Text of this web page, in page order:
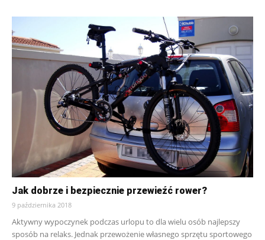
Jak dobrze i bezpiecznie przewieźć rower?
9 października 2018
Aktywny wypoczynek podczas urlopu to dla wielu osób najlepszy
sposób na relaks. Jednak przewożenie własnego sprzętu sportowego